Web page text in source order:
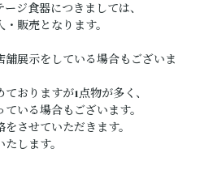
ジ食器につきましては、
販売となります。
展示をしている場合もございま
おりますが1点物が多く、
いる場合もございます。
させていただきます。
します。